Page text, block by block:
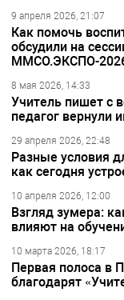
9 апреля 2026, 21:07
Как помочь
обсудили на
ММСО.ЭКСПО-
8 мая 2026, 14:33
Учитель пишет с
педагог вернули
29 апреля 2026, 22:48
Разные условия
как сегодня
10 апреля 2026, 12:00
Взгляд зумера:
влияют на
10 марта 2026, 18:17
Первая полоса в
благодарят